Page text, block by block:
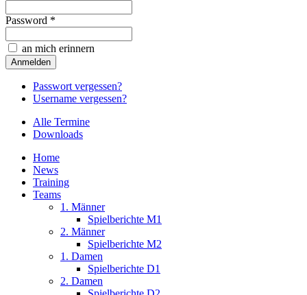
Password *
an mich erinnern
Passwort vergessen?
Username vergessen?
Alle Termine
Downloads
Home
News
Training
Teams
1. Männer
Spielberichte M1
2. Männer
Spielberichte M2
1. Damen
Spielberichte D1
2. Damen